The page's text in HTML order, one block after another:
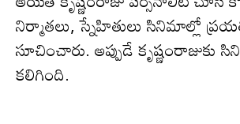
నిర్మాతలు, స్నేహితులు సినిమాల్లో
సూచించారు. అప్పుడే కృష్ణంరాజుకు
క‌లిగింది.